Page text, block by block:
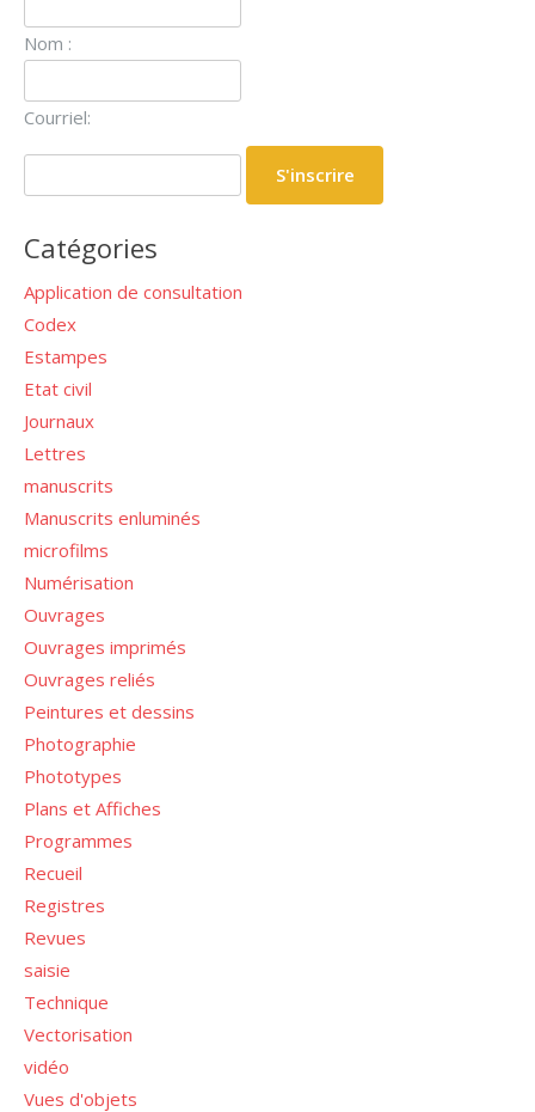
Nom :
Courriel:
Catégories
Application de consultation
Codex
Estampes
Etat civil
Journaux
Lettres
manuscrits
Manuscrits enluminés
microfilms
Numérisation
Ouvrages
Ouvrages imprimés
Ouvrages reliés
Peintures et dessins
Photographie
Phototypes
Plans et Affiches
Programmes
Recueil
Registres
Revues
saisie
Technique
Vectorisation
vidéo
Vues d'objets